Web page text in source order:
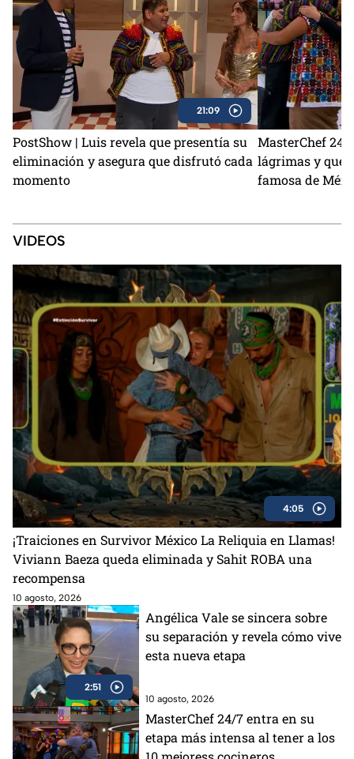
21:09
PostShow | Luis revela que presentía su
eliminación y asegura que disfrutó cada
momento
MasterChef 24/
lágrimas y
famosa de
VIDEOS
4:05
¡Traiciones en Survivor México La Reliquia en Llamas!
Viviann Baeza queda eliminada y Sahit ROBA una
recompensa
10 agosto, 2026
2:51
Angélica Vale se sincera sobre
su separación y revela cómo vive
esta nueva etapa
10 agosto, 2026
MasterChef 24/7 entra en su
etapa más intensa al tener a los